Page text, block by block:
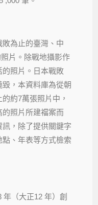
為止的臺灣、中
片。除戰地攝影作
照片。日本戰敗
，本資料庫為從朝
約7萬張照片中，
照片所建襠案而
，除了提供關鍵字
、年表等方式檢索
（大正12 年）創